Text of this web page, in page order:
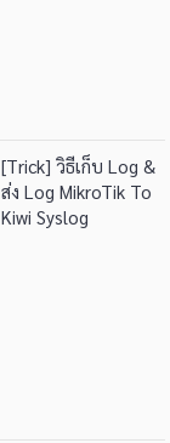
[Trick] วิธีเก็บ Log &
ส่ง Log MikroTik To
Kiwi Syslog